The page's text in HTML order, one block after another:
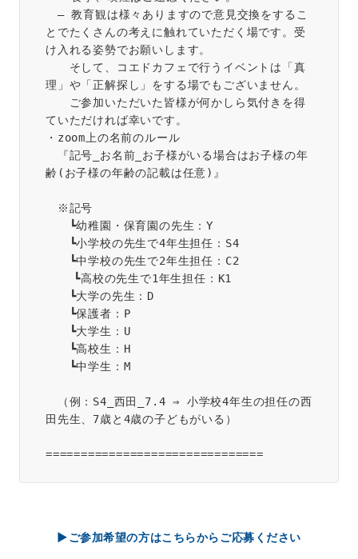
– 教育観は様々ありますので意見交換をするこ
とでたくさんの考えに触れていただく場です。受
け入れる姿勢でお願いします。
そして、コエドカフェで行うイベントは「真
理」や「正解探し」をする場でもございません。
ご参加いただいた皆様が何かしら気付きを得
ていただければ幸いです。
・zoom上の名前のルール
『記号_お名前_お子様がいる場合はお子様の年
齢(お子様の年齢の記載は任意)』
※記号
┗幼稚園・保育園の先生：Y
┗小学校の先生で4年生担任：S4
┗中学校の先生で2年生担任：C2
    ┗高校の先生で1年生担任：K1
┗大学の先生：D
┗保護者：P
┗大学生：U
┗高校生：H
┗中学生：M
（例：S4_西田_7.4 ⇒ 小学校4年生の担任の西
田先生、7歳と4歳の子どもがいる）
===============================
▶ご参加希望の方はこちらからご応募ください